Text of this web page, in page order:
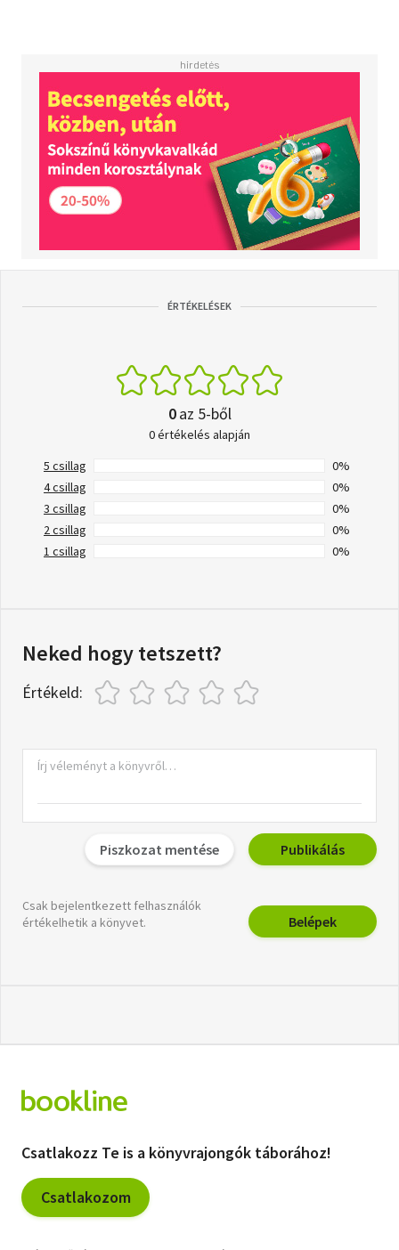
ÉRTÉKELÉSEK
0az 5-ből
0 értékelés alapján
5 csillag
0%
4 csillag
0%
3 csillag
0%
2 csillag
0%
1 csillag
0%
Neked hogy tetszett?
Értékeld:
Piszkozat mentése Publikálás
Csak bejelentkezett felhasználók
értékelhetik a könyvet.
Belépek
Csatlakozz Te is a könyvrajongók táborához!
Csatlakozom